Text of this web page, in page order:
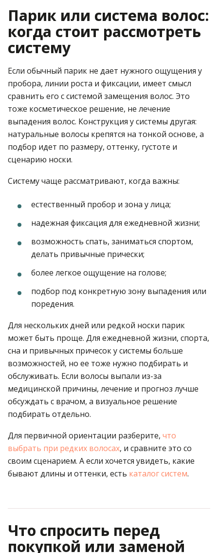
Парик или система волос:
когда стоит рассмотреть
систему
Если обычный парик не дает нужного ощущения у
пробора, линии роста и фиксации, имеет смысл
сравнить его с системой замещения волос. Это
тоже косметическое решение, не лечение
выпадения волос. Конструкция у системы другая:
натуральные волосы крепятся на тонкой основе, а
подбор идет по размеру, оттенку, густоте и
сценарию носки.
Систему чаще рассматривают, когда важны:
естественный пробор и зона у лица;
надежная фиксация для ежедневной жизни;
возможность спать, заниматься спортом,
делать привычные прически;
более легкое ощущение на голове;
подбор под конкретную зону выпадения или
поредения.
Для нескольких дней или редкой носки парик
может быть проще. Для ежедневной жизни, спорта,
сна и привычных причесок у системы больше
возможностей, но ее тоже нужно подбирать и
обслуживать. Если волосы выпали из-за
медицинской причины, лечение и прогноз лучше
обсуждать с врачом, а визуальное решение
подбирать отдельно.
Для первичной ориентации разберите, что
выбрать при редких волосах, и сравните это со
своим сценарием. А если хочется увидеть, какие
бывают длины и оттенки, есть каталог систем.
Что спросить перед
покупкой или заменой